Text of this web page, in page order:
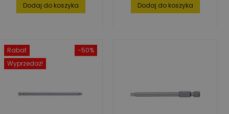
Dodaj do koszyka Dodaj do koszyka
-50%
Rabat
Wyprzedaż!